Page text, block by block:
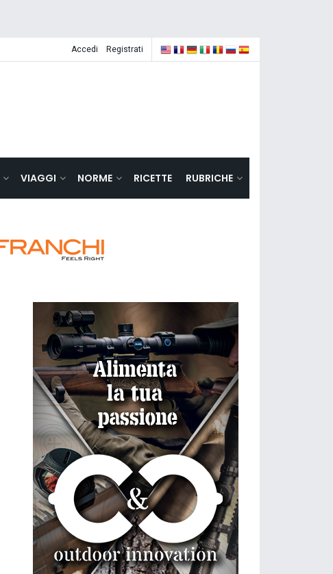
Accedi Registrati
VIAGGI NORME RICETTE RUBRICHE